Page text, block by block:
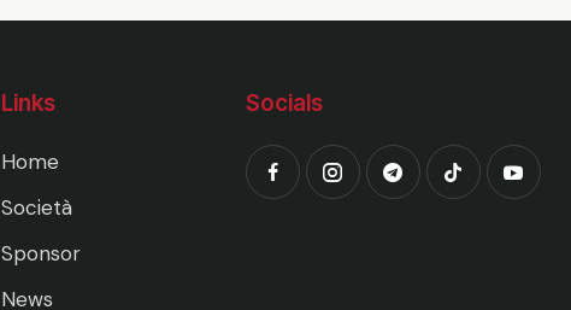
Links
Home
Società
Sponsor
News
Socials